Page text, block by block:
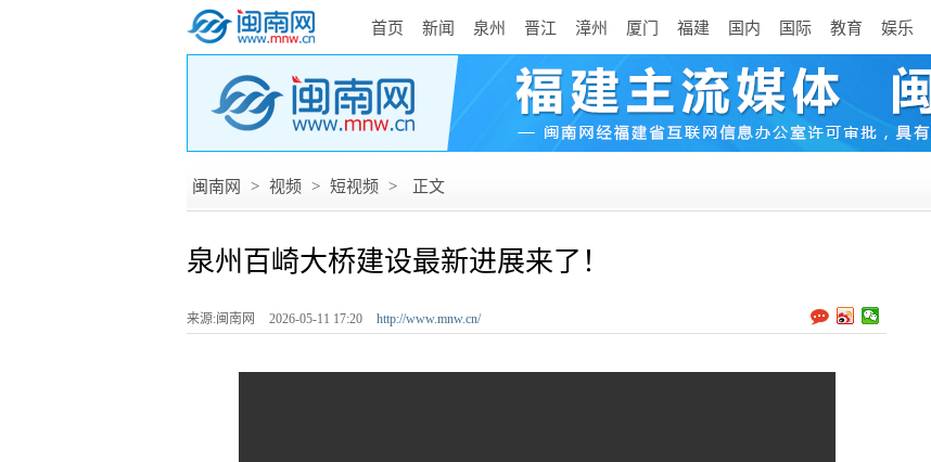
首页 新闻 泉州 晋江 漳州 厦门 福建 国内 国际 教育 娱乐
闽南网 > 视频 > 短视频 > 正文
泉州百崎大桥建设最新进展来了！
来源:闽南网 2026-05-11 17:20 http://www.mnw.cn/